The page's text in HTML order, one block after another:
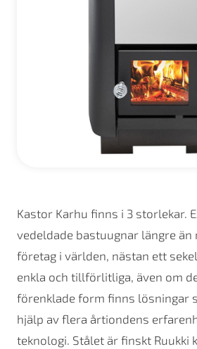
Kastor Karhu finns i 3 storlekar.
vedeldade bastuugnar längre än
företag i världen, nästan ett
enkla och tillförlitliga, även om
förenklade form finns lösningar
hjälp av flera årtiondens
teknologi. Stålet är finskt Ruukki